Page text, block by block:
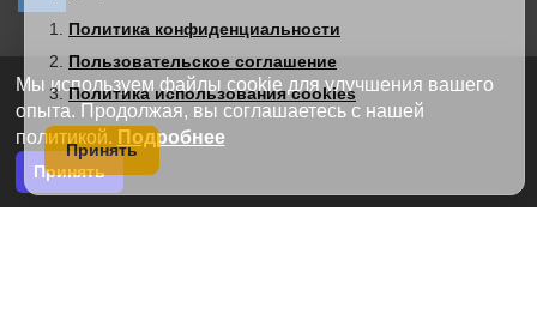
Мы используем файлы cookie для улучшения вашего
опыта. Продолжая, вы соглашаетесь с нашей
политикой. Подробнее
Принять
ОБРАТНАЯ СВЯЗЬ
*
Политика конфиденциальности
Пользовательское соглашение
Политика использования cookies
Принять